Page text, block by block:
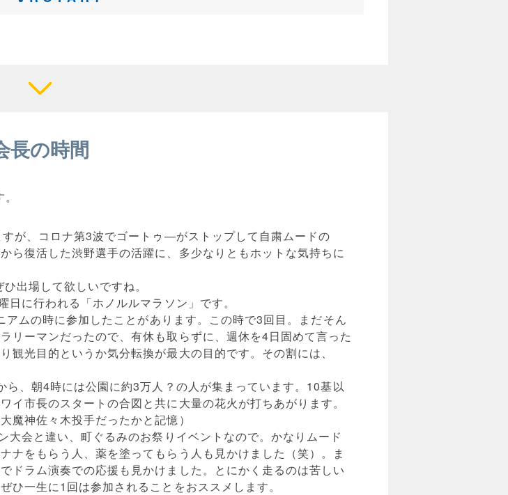
長の時間
が、コロナ第3波でゴートゥ―がストップして自粛ムードの
ら復活した渋野選手の活躍に、多少なりともホットな気持ちに
出場して欲しいですね。
に行われる「ホノルルマラソン」です。
ムの時に参加したことがあります。この時で3回目。まだそん
リーマンだったので、有休も取らずに、週休を4日固めて言った
光目的というか気分転換が最大の目的です。その割には、
、朝4時には公園に約3万人？の人が集まっています。10基以
市長のスタートの合図と共に大量の花火が打ちあがります。
魔神佐々木投手だったかと記憶）
会と違い、町ぐるみのお祭りイベントなので。かなりムード
ナをもらう人、薬を塗ってもらう人も見かけました（笑）。ま
ドラム演奏での応援も見かけました。とにかく走るのは苦しい
一生に1回は参加されることをおススメします。